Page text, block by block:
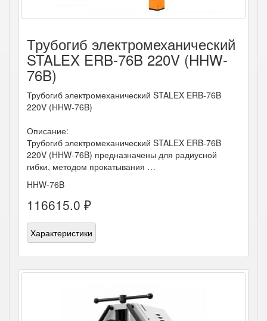
Трубогиб электромеханический
STALEX ERB-76B 220V (HHW-
76B)
Трубогиб электромеханический STALEX ERB-76B
220V (HHW-76B)
Описание:
Трубогиб электромеханический STALEX ERB-76B
220V (HHW-76B) предназначены для радиусной
гибки, методом прокатывания …
HHW-76B
116615.0 ₽
Характеристики